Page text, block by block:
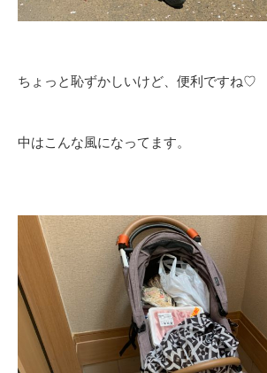
ちょっと恥ずかしいけど、便利ですね♡
中はこんな風になってます。